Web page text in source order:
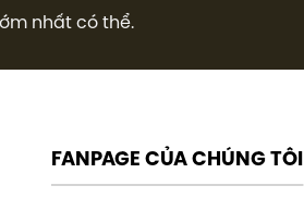
nhất có thể.
FANPAGE CỦA CHÚNG TÔI